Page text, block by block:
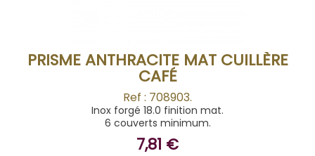
PRISME ANTHRACITE MAT CUILLÈRE
CAFÉ
Ref : 708903.
Inox forgé 18.0 finition mat.
6 couverts minimum.
7,81 €